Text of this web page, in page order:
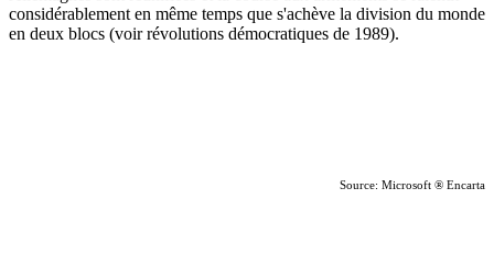
considérablement en même temps que s'achève la division du monde
en deux blocs (voir révolutions démocratiques de 1989).
Source: Microsoft ® Encarta